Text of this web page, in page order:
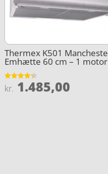
Thermex K501
Emhætte 60 cm – 1 motor
Vurderet
4.3
kr. 1.485,00